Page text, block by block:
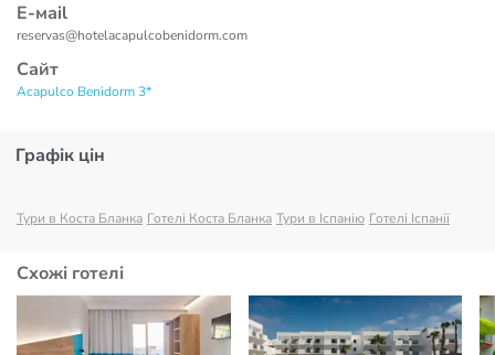
Е-маil
reservas@hotelacapulcobenidorm.com
Сайт
Acapulco Benidorm 3*
Графік цін
Тури в Коста Бланка Готелі Коста Бланка Тури в Іспанію Готелі Іспанії
Схожі готелі